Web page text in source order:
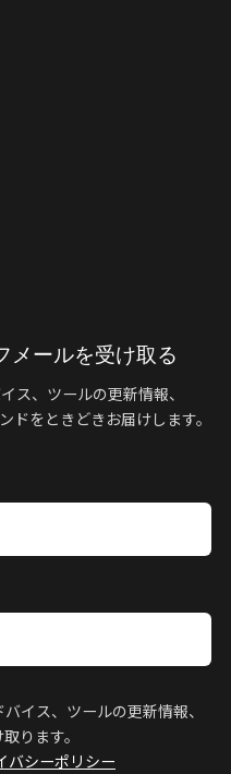
メールを受け取る
ス、ツールの更新情報、
をときどきお届けします。
イス、ツールの更新情報、
ります。
バシーポリシー